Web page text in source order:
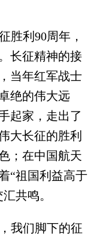
胜利90周年，
长征精神的接
当年红军战士
绝的伟大远
起家，走出了
大长征的胜利
；在中国航天
“祖国利益高于
共鸣。
我们脚下的征